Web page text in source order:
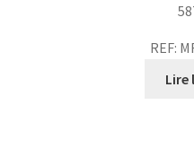
REF:
Lire